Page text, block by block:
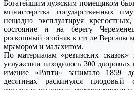
Богатейшим лужским помещиком был
министерства государственных
нещадно эксплуатируя
состояние и на берегу
роскошный особняк в стиле
мрамором и малахитом.
По материалам «ревизских
услужении находилось 300
имение «Рапти» занимало 1859
десятинах раскинулся плодовый